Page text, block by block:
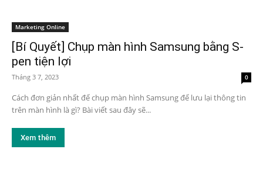
Marketing Online
[Bí Quyết] Chụp màn hình Samsung bằng S-
pen tiện lợi
Tháng 3 7, 2023 0
Cách đơn giản nhất để chụp màn hình Samsung để lưu lại thông tin
trên màn hình là gì? Bài viết sau đây sẽ...
Xem thêm